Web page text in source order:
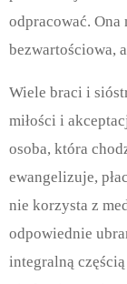
odpracować. Ona
bezwartościowa,
Wiele braci i
miłości i
osoba, która
ewangelizuje,
nie korzysta z
odpowiednie
integralną